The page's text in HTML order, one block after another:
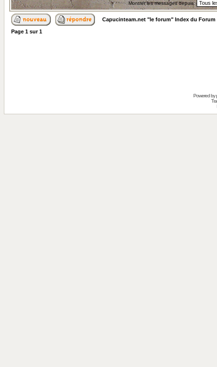
Montrer les messages depuis:
Capucinteam.net "le forum" Index du Forum
Page 1 sur1
Powered by